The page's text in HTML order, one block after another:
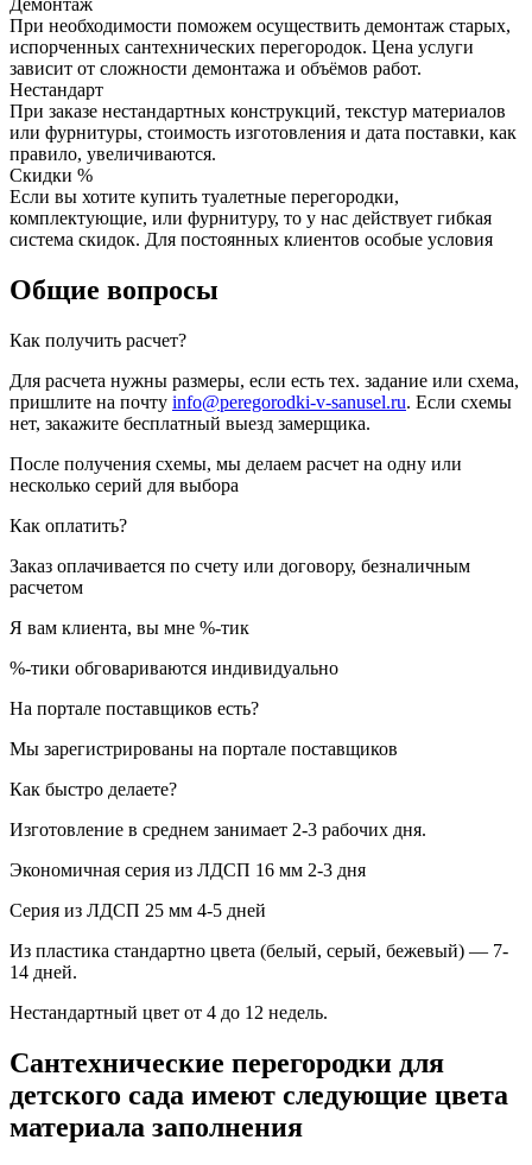
Демонтаж
При необходимости поможем осуществить демонтаж старых,
испорченных сантехнических перегородок. Цена услуги
зависит от сложности демонтажа и объёмов работ.
Нестандарт
При заказе нестандартных конструкций, текстур материалов
или фурнитуры, стоимость изготовления и дата поставки, как
правило, увеличиваются.
Скидки %
Если вы хотите купить туалетные перегородки,
комплектующие, или фурнитуру, то у нас действует гибкая
система скидок. Для постоянных клиентов особые условия
Общие вопросы
Как получить расчет?
Для расчета нужны размеры, если есть тех. задание или схема,
пришлите на почту info@peregorodki-v-sanusel.ru. Если схемы
нет, закажите бесплатный выезд замерщика.
После получения схемы, мы делаем расчет на одну или
несколько серий для выбора
Как оплатить?
Заказ оплачивается по счету или договору, безналичным
расчетом
Я вам клиента, вы мне %-тик
%-тики обговариваются индивидуально
На портале поставщиков есть?
Мы зарегистрированы на портале поставщиков
Как быстро делаете?
Изготовление в среднем занимает 2-3 рабочих дня.
Экономичная серия из ЛДСП 16 мм 2-3 дня
Серия из ЛДСП 25 мм 4-5 дней
Из пластика стандартно цвета (белый, серый, бежевый) — 7-
14 дней.
Нестандартный цвет от 4 до 12 недель.
Сантехнические перегородки для
детского сада имеют следующие цвета
материала заполнения